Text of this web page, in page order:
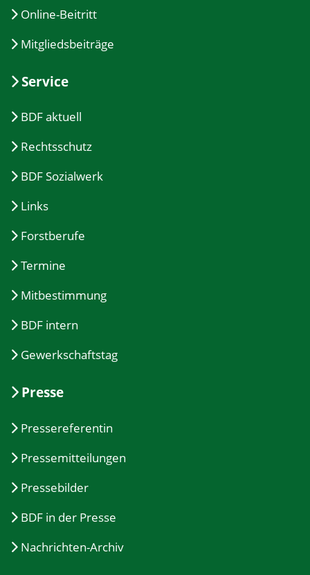
Online-Beitritt
Mitgliedsbeiträge
Service
BDF aktuell
Rechtsschutz
BDF Sozialwerk
Links
Forstberufe
Termine
Mitbestimmung
BDF intern
Gewerkschaftstag
Presse
Pressereferentin
Pressemitteilungen
Pressebilder
BDF in der Presse
Nachrichten-Archiv